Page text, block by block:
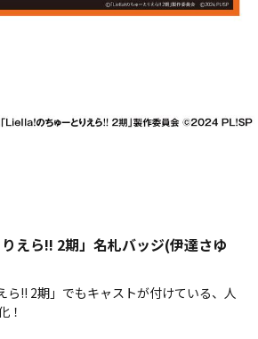
えら!! 2期」名札バッジ(伊達さゆ
ら!! 2期」でもキャストが付けている、人
！